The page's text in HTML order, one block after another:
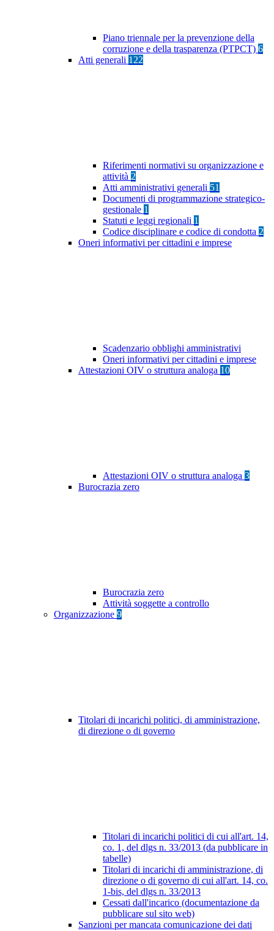
Piano triennale per la prevenzione della
corruzione e della trasparenza (PTPCT) 6
Atti generali 122
Riferimenti normativi su organizzazione e
attività 2
Atti amministrativi generali 51
Documenti di programmazione strategico-
gestionale 1
Statuti e leggi regionali 1
Codice disciplinare e codice di condotta 2
Oneri informativi per cittadini e imprese
Scadenzario obblighi amministrativi
Oneri informativi per cittadini e imprese
Attestazioni OIV o struttura analoga 10
Attestazioni OIV o struttura analoga 3
Burocrazia zero
Burocrazia zero
Attività soggette a controllo
Organizzazione 9
Titolari di incarichi politici, di amministrazione,
di direzione o di governo
Titolari di incarichi politici di cui all'art. 14,
co. 1, del dlgs n. 33/2013 (da pubblicare in
tabelle)
Titolari di incarichi di amministrazione, di
direzione o di governo di cui all'art. 14, co.
1-bis, del dlgs n. 33/2013
Cessati dall'incarico (documentazione da
pubblicare sul sito web)
Sanzioni per mancata comunicazione dei dati